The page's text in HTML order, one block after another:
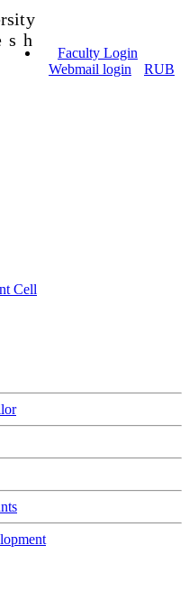
Faculty Login
Webmail login
RUB
Cell